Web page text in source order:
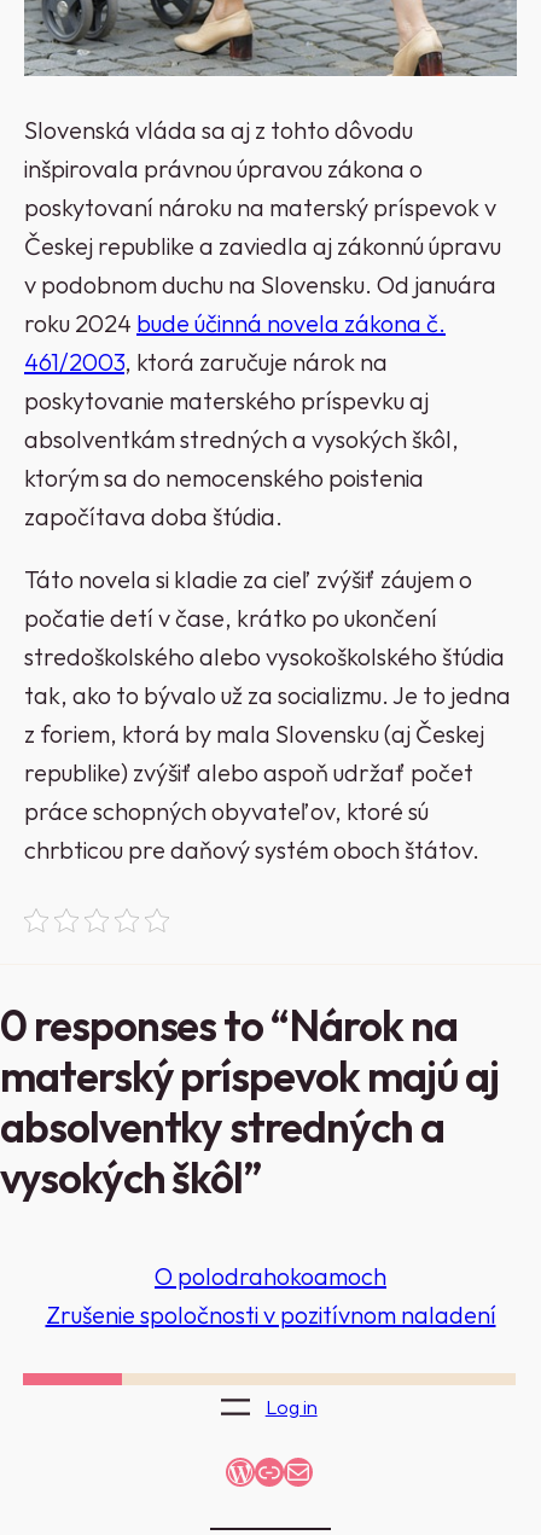
Slovenská vláda sa aj z tohto dôvodu
inšpirovala právnou úpravou zákona o
poskytovaní nároku na materský príspevok v
Českej republike a zaviedla aj zákonnú úpravu
v podobnom duchu na Slovensku. Od januára
roku 2024 bude účinná novela zákona č.
461/2003, ktorá zaručuje nárok na
poskytovanie materského príspevku aj
absolventkám stredných a vysokých škôl,
ktorým sa do nemocenského poistenia
započítava doba štúdia.
Táto novela si kladie za cieľ zvýšiť záujem o
počatie detí v čase, krátko po ukončení
stredoškolského alebo vysokoškolského štúdia
tak, ako to bývalo už za socializmu. Je to jedna
z foriem, ktorá by mala Slovensku (aj Českej
republike) zvýšiť alebo aspoň udržať počet
práce schopných obyvateľov, ktoré sú
chrbticou pre daňový systém oboch štátov.
0 responses to “Nárok na
materský príspevok majú aj
absolventky stredných a
vysokých škôl”
O polodrahokoamoch
Zrušenie spoločnosti v pozitívnom naladení
Log in
WordPress
Link
Mail